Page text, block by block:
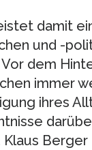
damit
und -
dem
immer
ihres